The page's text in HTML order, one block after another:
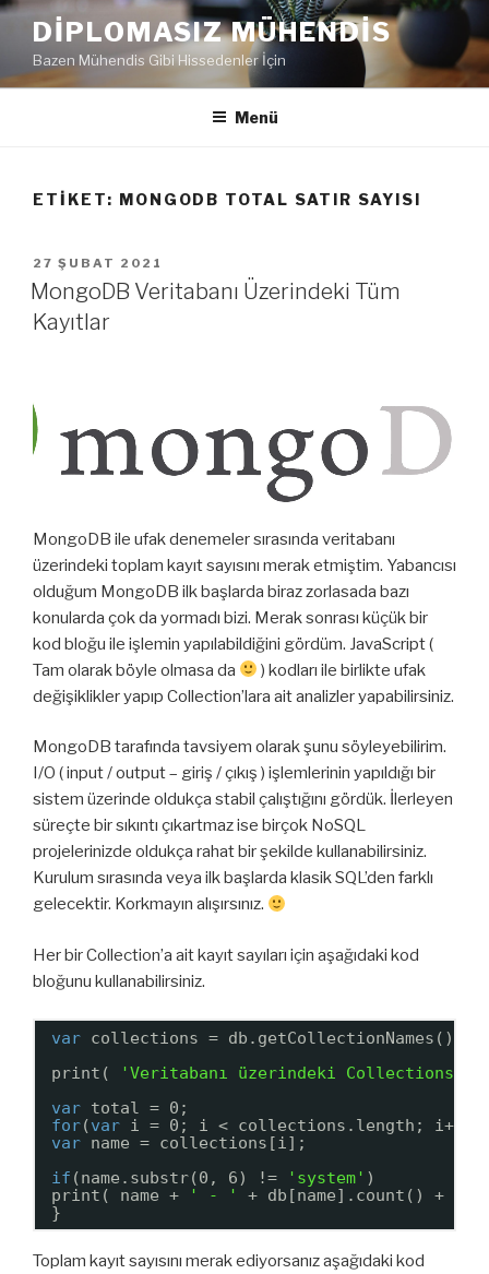
İçeriğe
DIPLOMASIZ MÜHENDIS
Bazen Mühendis Gibi Hissedenler İçin
Menü
ETIKET: MONGODB TOTAL SATIR SAYISI
YAYIM
TARIHI
27 ŞUBAT 2021
MongoDB Veritabanı Üzerindeki Tüm
Kayıtlar
MongoDB ile ufak denemeler sırasında veritabanı
üzerindeki toplam kayıt sayısını merak etmiştim. Yabancısı
olduğum MongoDB ilk başlarda biraz zorlasada bazı
konularda çok da yormadı bizi. Merak sonrası küçük bir
kod bloğu ile işlemin yapılabildiğini gördüm. JavaScript (
Tam olarak böyle olmasa da
) kodları ile birlikte ufak
değişiklikler yapıp Collection’lara ait analizler yapabilirsiniz.
MongoDB tarafında tavsiyem olarak şunu söyleyebilirim.
I/O ( input / output – giriş / çıkış ) işlemlerinin yapıldığı bir
sistem üzerinde oldukça stabil çalıştığını gördük. İlerleyen
süreçte bir sıkıntı çıkartmaz ise birçok NoSQL
projelerinizde oldukça rahat bir şekilde kullanabilirsiniz.
Kurulum sırasında veya ilk başlarda klasik SQL’den farklı
gelecektir. Korkmayın alışırsınız.
Her bir Collection’a ait kayıt sayıları için aşağıdaki kod
bloğunu kullanabilirsiniz.
var collections = db.getCollectionNames();
print(
'Veritabanı üzerindeki Collections:'
var total = 0;
for(var i = 0; i < collections.length; i++){
var name = collections[i];
if (name.substr(0, 6) != 'system' )
print( name +
' - ' + db[name].count() +
}
Toplam kayıt sayısını merak ediyorsanız aşağıdaki kod